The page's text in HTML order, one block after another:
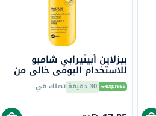
بيزلاين أبيثيرابي شامبو
للاستخدام اليومي خالي من
العطور 150 مل30 دقيقة تصلك في